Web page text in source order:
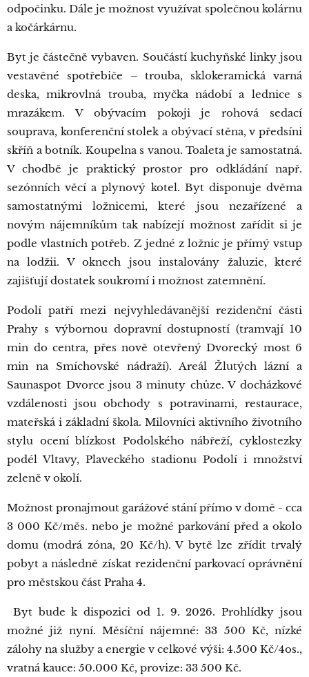
odpočinku. Dále je možnost využívat společnou kolárnu
a kočárkárnu.
Byt je částečně vybaven. Součástí kuchyňské linky jsou
vestavěné spotřebiče – trouba, sklokeramická varná
deska, mikrovlná trouba, myčka nádobí a lednice s
mrazákem. V obývacím pokoji je rohová sedací
souprava, konferenční stolek a obývací stěna, v předsíni
skříň a botník. Koupelna s vanou. Toaleta je samostatná.
V chodbě je praktický prostor pro odkládání např.
sezónních věcí a plynový kotel. Byt disponuje dvěma
samostatnými ložnicemi, které jsou nezařízené a
novým nájemníkům tak nabízejí možnost zařídit si je
podle vlastních potřeb. Z jedné z ložnic je přímý vstup
na lodžii. V oknech jsou instalovány žaluzie, které
zajišťují dostatek soukromí i možnost zatemnění.
Podolí patří mezi nejvyhledávanější rezidenční části
Prahy s výbornou dopravní dostupností (tramvají 10
min do centra, přes nově otevřený Dvorecký most 6
min na Smíchovské nádraží). Areál Žlutých lázní a
Saunaspot Dvorce jsou 3 minuty chůze. V docházkové
vzdálenosti jsou obchody s potravinami, restaurace,
mateřská i základní škola. Milovníci aktivního životního
stylu ocení blízkost Podolského nábřeží, cyklostezky
podél Vltavy, Plaveckého stadionu Podolí i množství
zeleně v okolí.
Možnost pronajmout garážové stání přímo v domě - cca
3 000 Kč/měs. nebo je možné parkování před a okolo
domu (modrá zóna, 20 Kč/h). V bytě lze zřídit trvalý
pobyt a následně získat rezidenční parkovací oprávnění
pro městskou část Praha 4.
Byt bude k dispozici od 1. 9. 2026. Prohlídky jsou
možné již nyní. Měsíční nájemné: 33 500 Kč, nízké
zálohy na služby a energie v celkové výši: 4.500 Kč/4os.,
vratná kauce: 50.000 Kč, provize: 33 500 Kč.